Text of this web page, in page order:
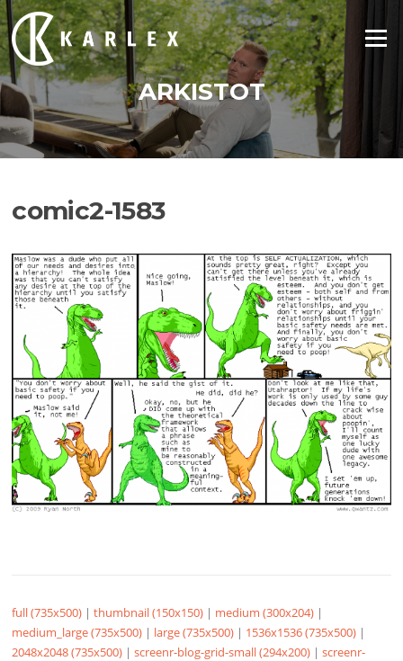
Siirry
suoraan
sisältöön
Valikko
ARKISTOT
comic2-1583
full (735x500) |thumbnail (150x150) | medium (300x204) |
medium_large (735x500) | large (735x500) | 1536x1536 (735x500) |
2048x2048 (735x500) |screenr-blog-grid-small (294x200) |screenr-